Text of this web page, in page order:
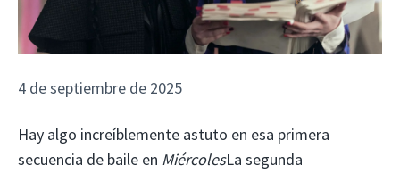
4 de septiembre de 2025
Hay algo increíblemente astuto en esa primera
secuencia de baile en MiércolesLa segunda